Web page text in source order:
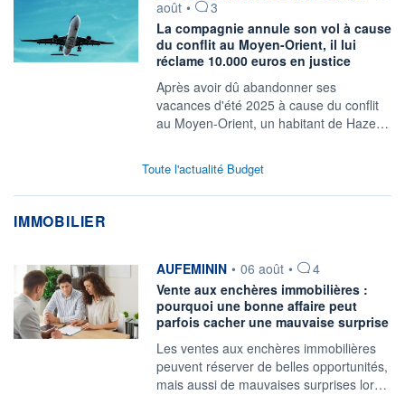
août •
3
La compagnie annule son vol à cause
du conflit au Moyen-Orient, il lui
réclame 10.000 euros en justice
Après avoir dû abandonner ses
vacances d'été 2025 à cause du conflit
au Moyen-Orient, un habitant de Haze…
Toute l'actualité Budget
IMMOBILIER
information fournie par
AUFEMININ • 06 août •
4
Vente aux enchères immobilières :
pourquoi une bonne affaire peut
parfois cacher une mauvaise surprise
Les ventes aux enchères immobilières
peuvent réserver de belles opportunités,
mais aussi de mauvaises surprises lor…